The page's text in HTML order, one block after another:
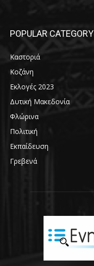
POPULAR CATEGORY
Καστοριά
Κοζάνη
Εκλογές 2023
Δυτική Μακεδονία
Φλώρινα
Πολιτική
Εκπαίδευση
Γρεβενά